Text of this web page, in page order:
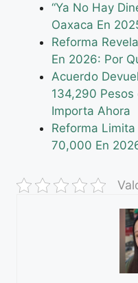
“Ya No Hay
Oaxaca En
Reforma
En 2026: Por
Acuerdo
134,290 Pesos
Importa Ahora
Reforma
70,000 En